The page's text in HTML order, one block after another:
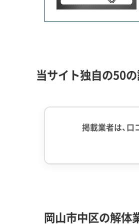
岡山市中区を貫く百間
す。普段は水田として使
ても原則として新しい建
土地の所有者が変わる
を考える際は、事前に市
岡山市では、倒壊の危
当サイト独自の50
掲載業者は、
岡山市中区の解体